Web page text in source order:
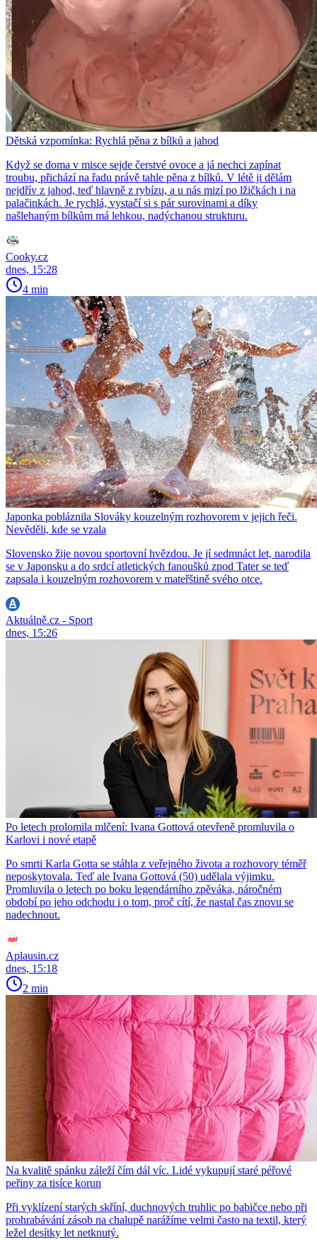
Dětská vzpomínka: Rychlá pěna z bílků a jahod
Když se doma v misce sejde čerstvé ovoce a já nechci zapínat
troubu, přichází na řadu právě tahle pěna z bílků. V létě ji dělám
nejdřív z jahod, teď hlavně z rybízu, a u nás mizí po lžičkách i na
palačinkách. Je rychlá, vystačí si s pár surovinami a díky
našlehaným bílkům má lehkou, nadýchanou strukturu.
Cooky.cz
dnes, 15:28
4 min
Japonka pobláznila Slováky kouzelným rozhovorem v jejich řeči.
Nevěděli, kde se vzala
Slovensko žije novou sportovní hvězdou. Je jí sedmnáct let, narodila
se v Japonsku a do srdcí atletických fanoušků zpod Tater se teď
zapsala i kouzelným rozhovorem v mateřštině svého otce.
Aktuálně.cz - Sport
dnes, 15:26
Po letech prolomila mlčení: Ivana Gottová otevřeně promluvila o
Karlovi i nové etapě
Po smrti Karla Gotta se stáhla z veřejného života a rozhovory téměř
neposkytovala. Teď ale Ivana Gottová (50) udělala výjimku.
Promluvila o letech po boku legendárního zpěváka, náročném
období po jeho odchodu i o tom, proč cítí, že nastal čas znovu se
nadechnout.
Aplausin.cz
dnes, 15:18
2 min
Na kvalitě spánku záleží čím dál víc. Lidé vykupují staré péřové
peřiny za tisíce korun
Při vyklízení starých skříní, duchnových truhlic po babičce nebo při
prohrabávání zásob na chalupě narážíme velmi často na textil, který
ležel desítky let netknutý.